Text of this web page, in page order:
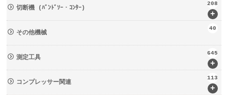
+
切断機 (ﾊﾞﾝﾄﾞｿｰ・ｺﾝﾀｰ)
208
その他機械
40
+
測定工具
645
+
コンプレッサー関連
113